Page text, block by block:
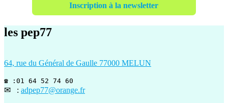
Inscription à la newsletter
les pep77
64, rue du Général de Gaulle 77000 MELUN
☎ :01 64 52 74 60
✉ : adpep77@orange.fr